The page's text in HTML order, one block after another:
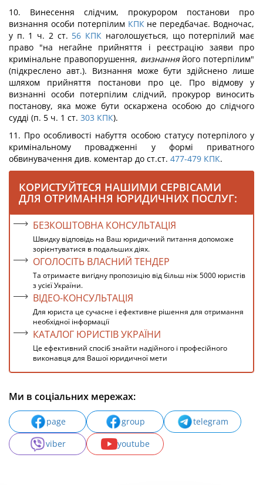
10. Винесення слідчим, прокурором постанови про
визнання особи потерпілим КПКне передбачає. Водночас,
у п. 1 ч. 2 ст. 56 КПК наголошується, що потерпілий має
право "на негайне прийняття і реєстрацію заяви про
кримінальне правопорушення, визнання його потерпілим"
(підкреслено авт.). Визнання може бути здійснено лише
шляхом прийняття постанови про це. Про відмову у
визнанні особи потерпілим слідчий, прокурор виносить
постанову, яка може бути оскаржена особою до слідчого
судді (п. 5 ч. 1 ст. 303 КПК).
11. Про особливості набуття особою статусу потерпілого у
кримінальному провадженні у формі приватного
обвинувачення див. коментар до ст.ст. 477-479 КПК.
КОРИСТУЙТЕСЯ НАШИМИ СЕРВІСАМИ
ДЛЯ ОТРИМАННЯ ЮРИДИЧНИХ ПОСЛУГ:
БЕЗКОШТОВНА КОНСУЛЬТАЦІЯ
Швидку відповідь на Ваш юридичний питання допоможе
зорієнтуватися в подальших діях.
ОГОЛОСІТЬ ВЛАСНИЙ ТЕНДЕР
Та отримаєте вигідну пропозицію від більш ніж 5000 юристів
з усієї України.
ВІДЕО-КОНСУЛЬТАЦІЯ
Для юриста це сучасне і ефективне рішення для отримання
необхідної інформації
КАТАЛОГ ЮРИСТІВ УКРАЇНИ
Це ефективний спосіб знайти надійного і професійного
виконавця для Вашої юридичної мети
Ми в соціальних мережах:
page group
telegram
viber
youtube